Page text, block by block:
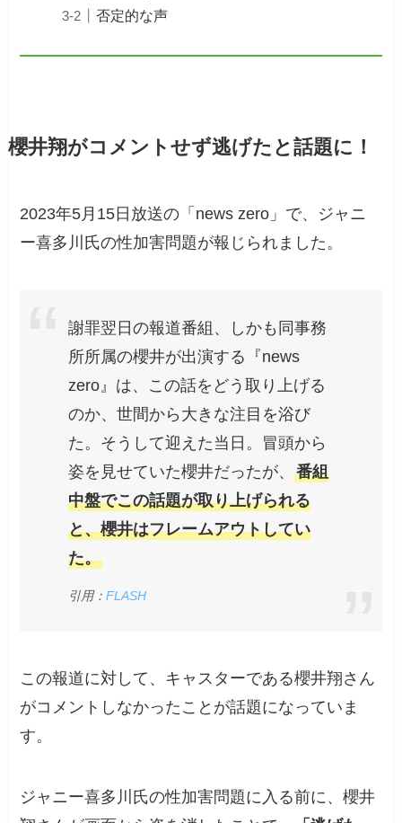
否定的な声
櫻井翔がコメントせず逃げたと話題に！
2023年5月15日放送の「news zero」で、ジャニ
ー喜多川氏の性加害問題が報じられました。
謝罪翌日の報道番組、しかも同事務
所所属の櫻井が出演する『news
zero』は、この話をどう取り上げる
のか、世間から大きな注目を浴び
た。そうして迎えた当日。冒頭から
姿を見せていた櫻井だったが、番組
中盤でこの話題が取り上げられる
と、櫻井はフレームアウトしてい
た。
引用：FLASH
この報道に対して、キャスターである櫻井翔さん
がコメントしなかったことが話題になっていま
す。
ジャニー喜多川氏の性加害問題に入る前に、櫻井